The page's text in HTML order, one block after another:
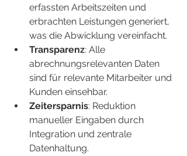
erfassten Arbeitszeiten und
erbrachten Leistungen generiert,
was die Abwicklung vereinfacht.
Transparenz: Alle
abrechnungsrelevanten Daten
sind für relevante Mitarbeiter und
Kunden einsehbar.
Zeitersparnis: Reduktion
manueller Eingaben durch
Integration und zentrale
Datenhaltung.